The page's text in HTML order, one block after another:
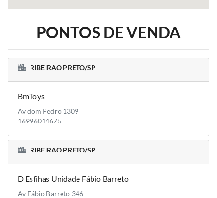
PONTOS DE VENDA
RIBEIRAO PRETO/SP
BmToys
Av dom Pedro 1309
16996014675
RIBEIRAO PRETO/SP
D Esfihas Unidade Fábio Barreto
Av Fábio Barreto 346